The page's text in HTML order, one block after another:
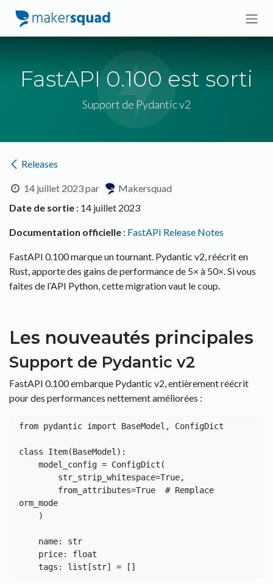
FastAPI 0.100 est sorti
Support de Pydantic v2
Releases
14 juillet 2023par
Makersquad
Date de sortie : 14 juillet 2023
Documentation officielle : FastAPI Release Notes
FastAPI 0.100 marque un tournant. Pydantic v2, réécrit en
Rust, apporte des gains de performance de 5× à 50×. Si vous
faites de l’API Python, cette migration vaut le coup.
Les nouveautés principales
Support de Pydantic v2
FastAPI 0.100 embarque Pydantic v2, entièrement réécrit
pour des performances nettement améliorées :
from pydantic import BaseModel, ConfigDict
class Item(BaseModel):
orm_mode